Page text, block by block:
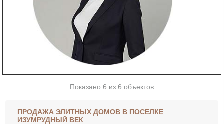
Показано 6 из 6 объектов
ПРОДАЖА ЭЛИТНЫХ ДОМОВ В ПОСЕЛКЕ
ИЗУМРУДНЫЙ ВЕК